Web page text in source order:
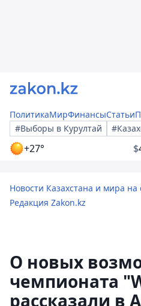
ПолитикаМирФинансыСтатьи
#Выборы в Курултай
+27° $
Новости Казахстана и мира на
Редакция Zakon.kz
О новых
чемпионата
рассказали в